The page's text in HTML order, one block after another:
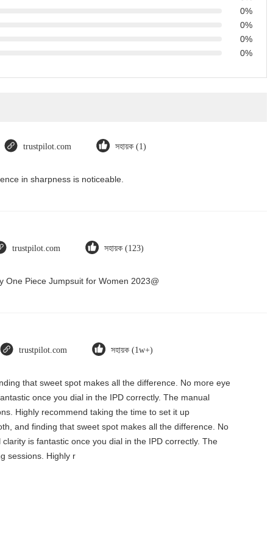
0%
0%
0%
0%
trustpilot.com সহায়ক (1)
in sharpness is noticeable.
trustpilot.com সহায়ক (123)
One Piece Jumpsuit for Women 2023@
trustpilot.com সহায়ক (1w+)
that sweet spot makes all the difference. No more eye
once you dial in the IPD correctly. The manual
Highly recommend taking the time to set it up
and finding that sweet spot makes all the difference. No
is fantastic once you dial in the IPD correctly. The
sessions. Highly r